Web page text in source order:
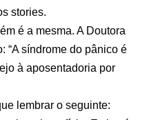
stories.
é a mesma. A Doutora
“A síndrome do pânico é
à aposentadoria por
lembrar o seguinte: